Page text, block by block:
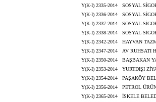
Y(K-I) 2335-2014
SOSYAL
Y(K-I) 2336-2014
SOSYAL
Y(K-I) 2337-2014
SOSYAL
Y(K-I) 2338-2014
SOSYAL
Y(K-I) 2342-2014
HAYVAN
Y(K-I) 2347-2014
AV RUHSATI
Y(K-I) 2350-2014
BAŞBAKAN
Y(K-I) 2353-2014
YURTDIŞI
Y(K-I) 2354-2014
PAŞAKÖY
Y(K-I) 2356-2014
PETROL
Y(K-I) 2365-2014
İSKELE